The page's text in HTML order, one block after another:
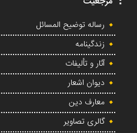
رساله توضیح المسائل
زندگینامه
آثار و تألیفات
دیوان اشعار
معارف دین
گالری تصاویر